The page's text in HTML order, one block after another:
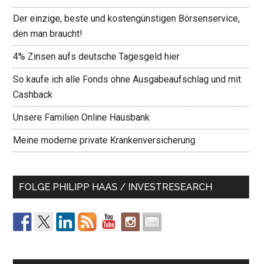
Der einzige, beste und kostengünstigen Börsenservice,
den man braucht!
4% Zinsen aufs deutsche Tagesgeld hier
So kaufe ich alle Fonds ohne Ausgabeaufschlag und mit
Cashback
Unsere Familien Online Hausbank
Meine moderne private Krankenversicherung
FOLGE PHILIPP HAAS / INVESTRESEARCH